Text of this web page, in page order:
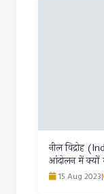
नील विद्रोह
आंदोलन में क्यों
15 Aug 2023|